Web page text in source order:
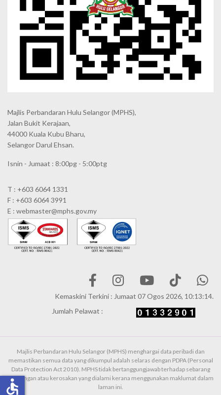
Majlis Perbandaran Hulu Selangor (MPHS),
Jalan Bukit Kerajaan,
44000 Kuala Kubu Bharu,
Selangor Darul Ehsan.
Isnin - Jumaat : 8:00pg - 5:00ptg
T : +603 6064 1331
F : +603 6064 3991
E : webmaster@mphs.gov.my
Kemaskini Terkini : Jumaat 07 Ogos 2026, 10:13:14.
Jumlah Pelawat :
Majlis Perbandaran Hulu Selangor (MPHS) menghargai data peribadi dan
memastikan semua data yang dikumpul adalah selaras dengan PDPA (Personal
Data Protection Act 2010). MPHS tidak bertanggungjawab terhadap sebarang
kehilangan atau kerosakan yang dialami kerana menggunakan maklumat dalam
laman ini.
accessible